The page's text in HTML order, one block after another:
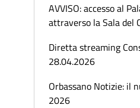
AVVISO: accesso al
attraverso la Sala del
Diretta streaming
28.04.2026
Orbassano Notizie: il
2026